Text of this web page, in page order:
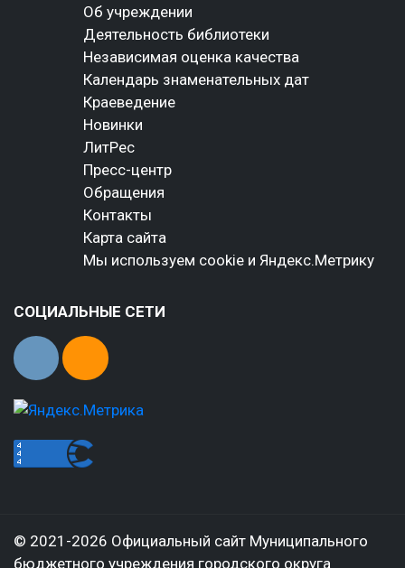
Об учреждении
Деятельность библиотеки
Независимая оценка качества
Календарь знаменательных дат
Краеведение
Новинки
ЛитРес
Пресс-центр
Обращения
Контакты
Карта сайта
Мы используем cookie и Яндекс.Метрику
СОЦИАЛЬНЫЕ СЕТИ
© 2021-2026 Официальный сайт Муниципального
бюджетного учреждения городского округа